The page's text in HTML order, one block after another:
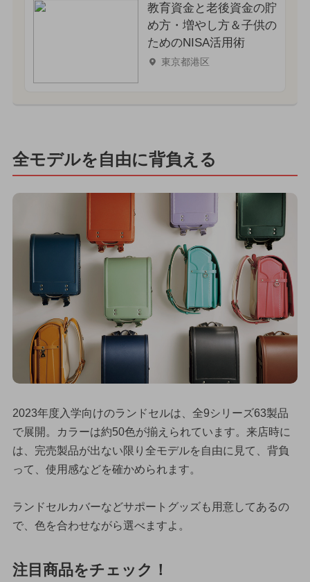
教育資金と老後資金の貯
め方・増やし方＆子供の
ためのNISA活用術
東京都港区
全モデルを自由に背負える
2023年度入学向けのランドセルは、全9シリーズ63製品
で展開。カラーは約50色が揃えられています。来店時に
は、完売製品が出ない限り全モデルを自由に見て、背負
って、使用感などを確かめられます。
ランドセルカバーなどサポートグッズも用意してあるの
で、色を合わせながら選べますよ。
注目商品をチェック！